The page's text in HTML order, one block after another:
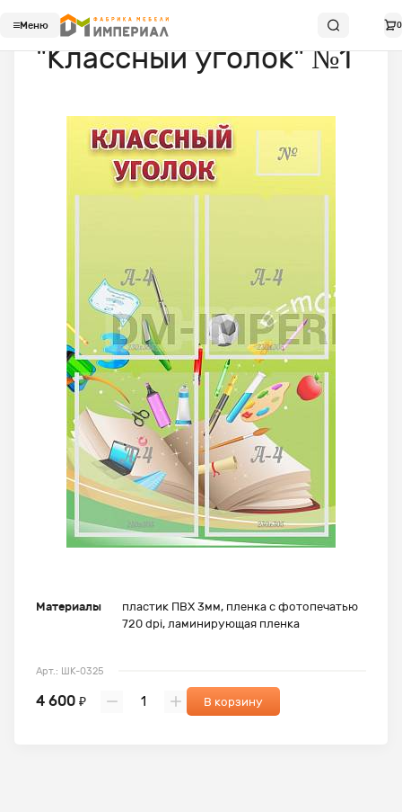
Меню 0
Материалы
пластик ПВХ 3мм, пленка с фотопечатью
720 dpi, ламинирующая пленка
Арт.: ШК-0325
4 600 ₽ В корзину
"Классный уголок" №1